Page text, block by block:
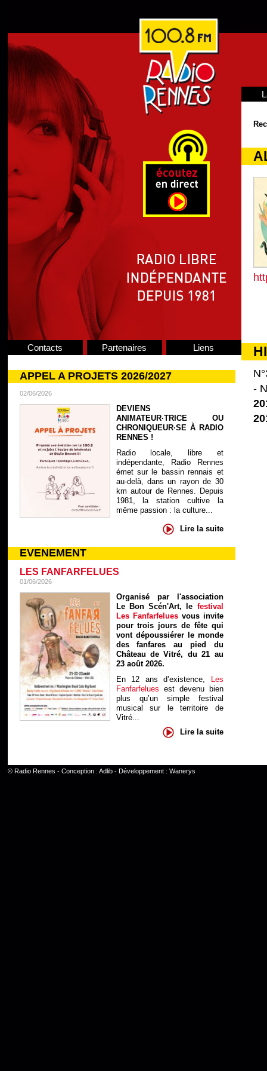
Contacts Partenaires Liens
APPEL A PROJETS 2026/2027
02/06/2026
DEVIENS
ANIMATEUR·TRICE OU
CHRONIQUEUR·SE À RADIO
RENNES !
Radio locale, libre et
indépendante, Radio Rennes
émet sur le bassin rennais et
au-delà, dans un rayon de 30
km autour de Rennes. Depuis
1981, la station cultive la
même passion : la culture...
Lire la suite
EVENEMENT
LES FANFARFELUES
01/06/2026
Organisé par l'association
Le Bon Scén'Art, le festival
Les Fanfarfelues vous invite
pour trois jours de fête qui
vont dépoussiérer le monde
des fanfares au pied du
Château de Vitré, du 21 au
23 août 2026.
En 12 ans d’existence, Les
Fanfarfelues est devenu bien
plus qu’un simple festival
musical sur le territoire de
Vitré...
Lire la suite
-
© Radio Rennes - Conception : Adlib- Développement : Wanerys